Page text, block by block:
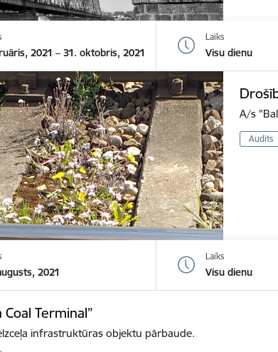
2021 – 31. oktobris, 2021
Laiks
Visu dienu
A/s
Audits
2021
Laiks
Visu dienu
Coal Terminal”
infrastruktūras objektu pārbaude.